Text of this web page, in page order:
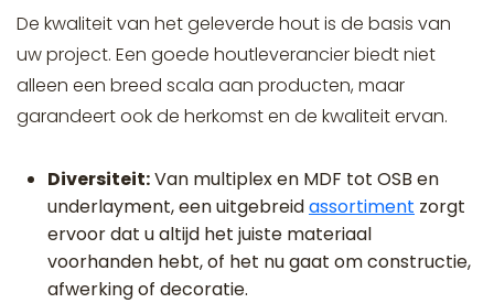
De kwaliteit van het geleverde hout is de basis van
uw project. Een goede houtleverancier biedt niet
alleen een breed scala aan producten, maar
garandeert ook de herkomst en de kwaliteit ervan.
Diversiteit:Van multiplex en MDF tot OSB en
underlayment, een uitgebreidassortiment zorgt
ervoor dat u altijd het juiste materiaal
voorhanden hebt, of het nu gaat om constructie,
afwerking of decoratie.